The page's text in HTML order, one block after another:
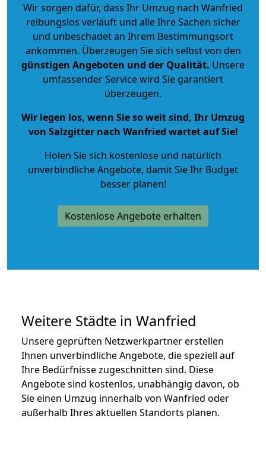
Wir sorgen dafür, dass Ihr Umzug nach Wanfried
reibungslos verläuft und alle Ihre Sachen sicher
und unbeschadet an Ihrem Bestimmungsort
ankommen. Überzeugen Sie sich selbst von den
günstigen Angeboten und der Qualität. Unsere
umfassender Service wird Sie garantiert
überzeugen.
Wir legen los, wenn Sie so weit sind, Ihr Umzug
von Salzgitter nach Wanfried wartet auf Sie!
Holen Sie sich kostenlose und natürlich
unverbindliche Angebote, damit Sie Ihr Budget
besser planen!
Kostenlose Angebote erhalten
Weitere Städte in Wanfried
Unsere geprüften Netzwerkpartner erstellen
Ihnen unverbindliche Angebote, die speziell auf
Ihre Bedürfnisse zugeschnitten sind. Diese
Angebote sind kostenlos, unabhängig davon, ob
Sie einen Umzug innerhalb von Wanfried oder
außerhalb Ihres aktuellen Standorts planen.